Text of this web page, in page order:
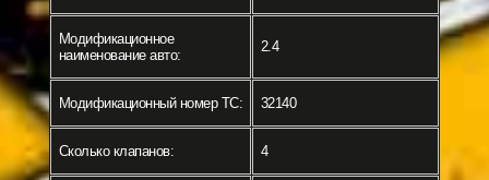
Модификационное
наименование авто:
2.4
Модификационный номер ТС: 32140
Сколько клапанов: 4